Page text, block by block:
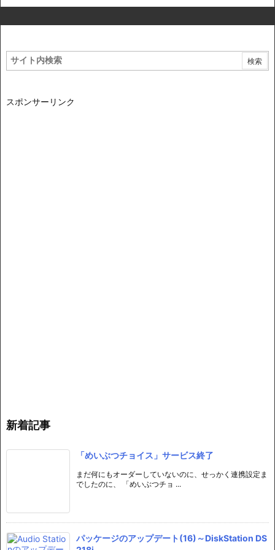
スポンサーリンク
新着記事
「めいぶつチョイス」サービス終了
まだ何にもオーダーしていないのに、せっかく連携設定ま
でしたのに、 「めいぶつチョ ...
パッケージのアップデート(16)～DiskStation DS